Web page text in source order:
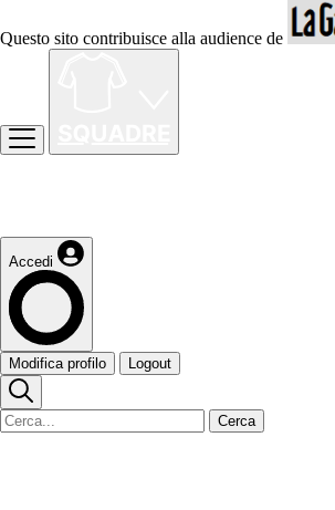
Questo sito contribuisce alla audience de
Accedi
Modifica profilo Logout
Cerca